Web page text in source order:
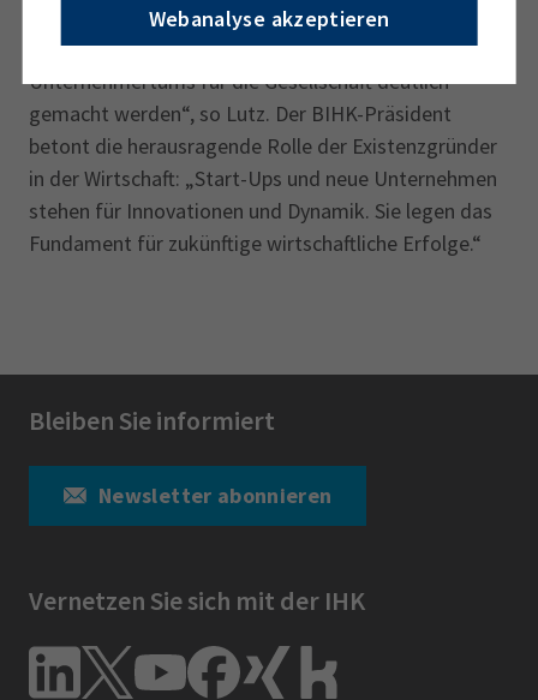
Webanalyse akzeptieren
Bürokratie und einfacheren Steuerregeln. „Bereits in
der Schule müssen die Chancen und der Wert des
Unternehmertums für die Gesellschaft deutlich
gemacht werden“, so Lutz. Der BIHK-Präsident
betont die herausragende Rolle der Existenzgründer
in der Wirtschaft: „Start-Ups und neue Unternehmen
stehen für Innovationen und Dynamik. Sie legen das
Fundament für zukünftige wirtschaftliche Erfolge.“
Bleiben Sie informiert
Newsletter abonnieren
Vernetzen Sie sich mit der IHK